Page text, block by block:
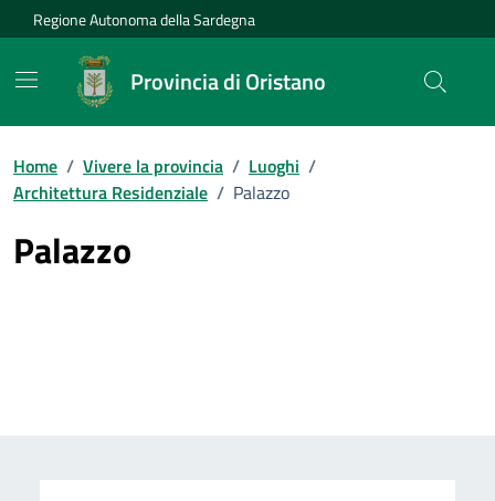
Vai ai contenuti
Vai al Footer
Regione Autonoma della Sardegna
Provincia di Oristano
Home / Vivere la provincia / Luoghi /
Architettura Residenziale / Palazzo
Palazzo